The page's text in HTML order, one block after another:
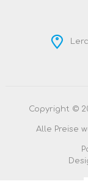
Copyright ©
Alle Preise